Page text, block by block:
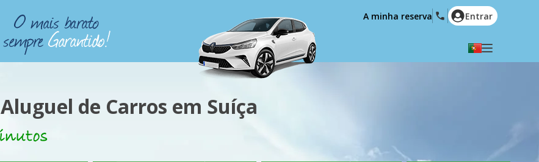
English (US)
A minha reserva Entrar
Aluguel de Carros em Suíça